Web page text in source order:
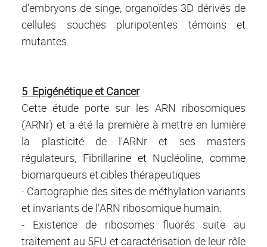
d'embryons de singe, organoïdes 3D dérivés de
cellules souches pluripotentes témoins et
mutantes.
5. Epigénétique et Cancer
Cette étude porte sur les ARN ribosomiques
(ARNr) et a été la première à mettre en lumière
la plasticité de l'ARNr et ses masters
régulateurs, Fibrillarine et Nucléoline, comme
biomarqueurs et cibles thérapeutiques
- Cartographie des sites de méthylation variants
et invariants de l’ARN ribosomique humain.
- Existence de ribosomes fluorés suite au
traitement au 5FU et caractérisation de leur rôle